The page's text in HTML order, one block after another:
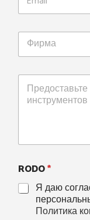
RODO*
Я даю
Политика